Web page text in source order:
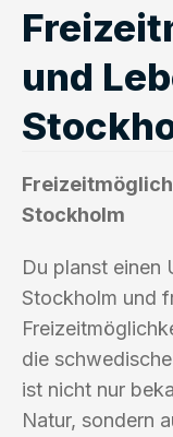
und
Stockholm
Du planst einen
Stockholm und
die
ist nicht nur
Natur, sondern